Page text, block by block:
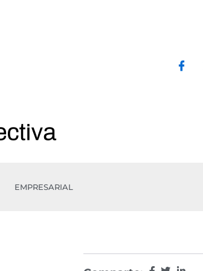
EMPRESARIAL